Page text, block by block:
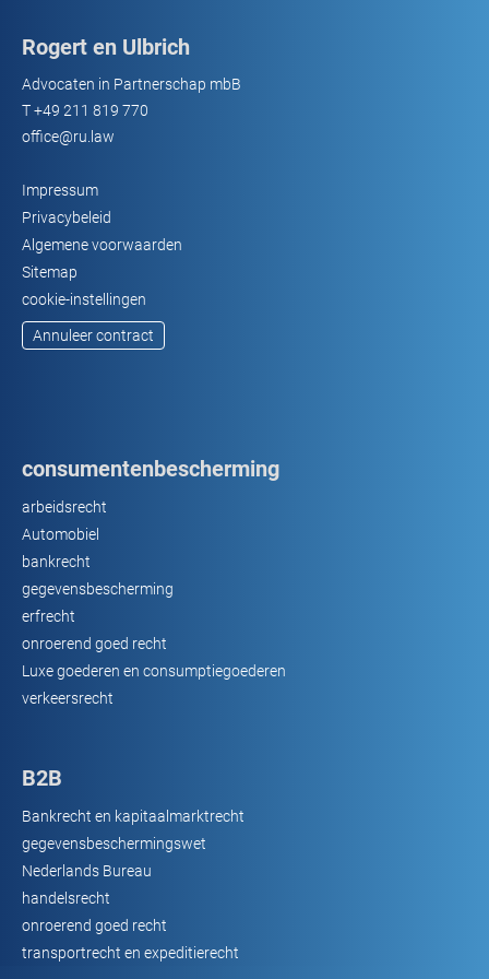
Rogert en Ulbrich
Advocaten in Partnerschap mbB
T+49 211 819 770
office@ru.law
Impressum
Privacybeleid
Algemene voorwaarden
Sitemap
cookie-instellingen
Annuleer contract
consumentenbescherming
arbeidsrecht
Automobiel
bankrecht
gegevensbescherming
erfrecht
onroerend goed recht
Luxe goederen en consumptiegoederen
verkeersrecht
B2B
Bankrecht en kapitaalmarktrecht
gegevensbeschermingswet
Nederlands Bureau
handelsrecht
onroerend goed recht
transportrecht en expeditierecht